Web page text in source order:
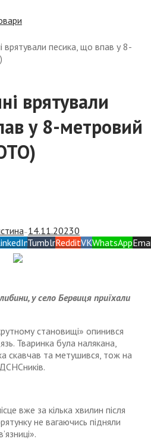
врятували песика, що впав у 8-
врятували
у 8-метровий
— 14.11.20230
TumblrRedditVKWhatsApp
у село Бервиця приїхали
становищі» опинився
Тваринка була налякана,
скавчав та метушився, тож на
вже за кілька хвилин після
не вагаючись підняли